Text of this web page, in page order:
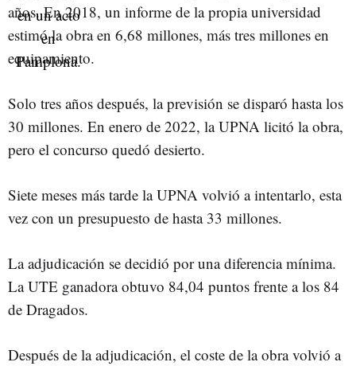
años. En 2018, un informe de la propia universidad
estimó la obra en 6,68 millones, más tres millones en
equipamiento.
Solo tres años después, la previsión se disparó hasta los
30 millones. En enero de 2022, la UPNA licitó la obra,
pero el concurso quedó desierto.
Siete meses más tarde la UPNA volvió a intentarlo, esta
vez con un presupuesto de hasta 33 millones.
La adjudicación se decidió por una diferencia mínima.
La UTE ganadora obtuvo 84,04 puntos frente a los 84
de Dragados.
Después de la adjudicación, el coste de la obra volvió a